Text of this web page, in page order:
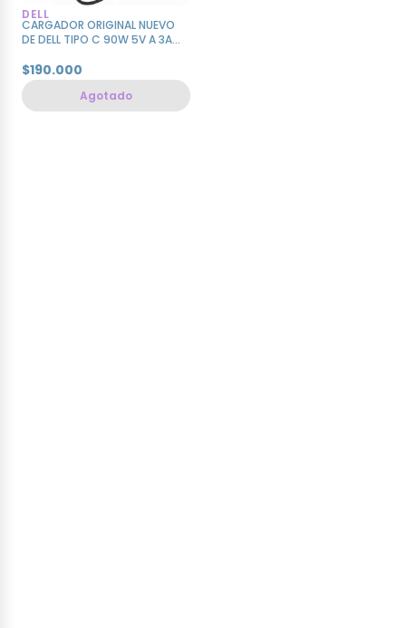
DELL
CARGADOR ORIGINAL NUEVO
DE DELL TIPO C 90W 5V A 3A
$190.000
Agotado